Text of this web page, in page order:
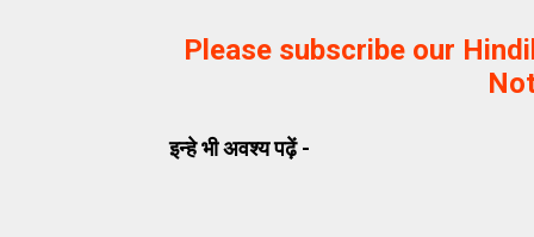
Please subscribe our
इन्हे भी अवश्य पढ़ें -